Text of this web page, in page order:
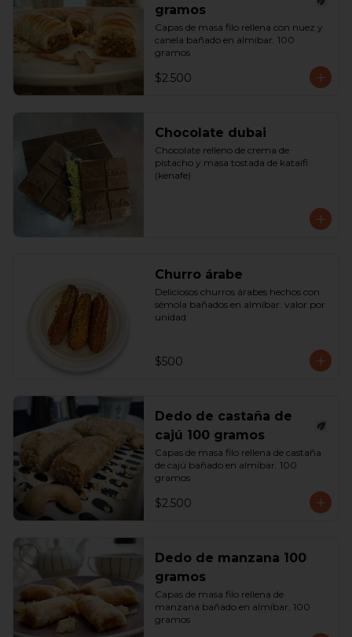
gramos
Capas de masa filo rellena con nuez y
canela bañado en almibar. 100
gramos
$2.500
Chocolate dubai
Chocolate relleno de crema de
pistacho y masa tostada de kataifi
(kenafe)
Churro árabe
Deliciosos churros árabes hechos con
sémola bañados en almíbar. valor por
unidad
$500
Dedo de castaña de
cajú 100 gramos
Capas de masa filo rellena de castaña
de cajú bañado en almíbar. 100
gramos
$2.500
Dedo de manzana 100
gramos
Capas de masa filo rellena de
manzana bañado en almíbar. 100
gramos